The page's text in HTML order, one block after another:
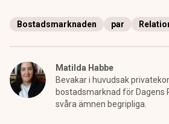
Bostadsmarknaden par
Matilda Habbe
Bevakar i huvudsak
bostadsmarknad för Dagens
svåra ämnen begripliga.